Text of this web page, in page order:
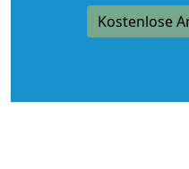
Kostenlose